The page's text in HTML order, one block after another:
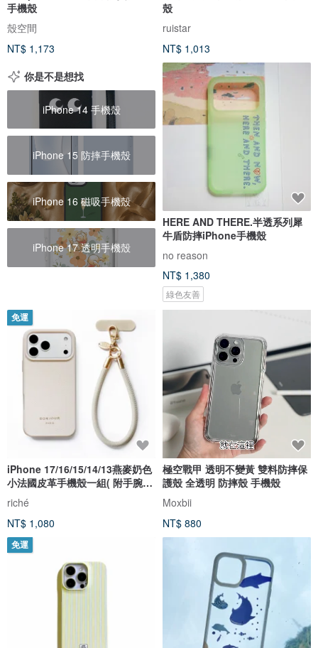
手機殼
殼空間
NT$ 1,173
殼
ruistar
NT$ 1,013
你是不是想找
iPhone 14 手機殼
iPhone 15 防摔手機殼
iPhone 16 磁吸手機殼
iPhone 17 透明手機殼
HERE AND THERE.半透系列犀
牛盾防摔iPhone手機殼
no reason
NT$ 1,380
綠色友善
免運
iPhone 17/16/15/14/13燕麥奶色
小法國皮革手機殼一組( 附手腕
帶)
riché
NT$ 1,080
極空戰甲 透明不變黃 雙料防摔保
護殼 全透明 防摔殼 手機殼
Moxbii
NT$ 880
免運